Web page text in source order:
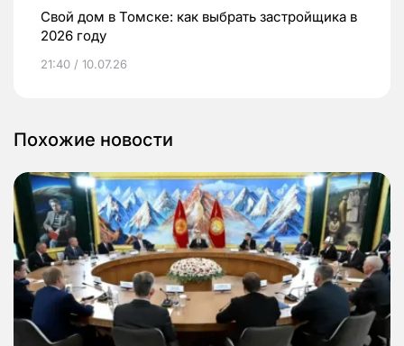
Свой дом в Томске: как выбрать застройщика в
2026 году
21:40 / 10.07.26
Похожие новости